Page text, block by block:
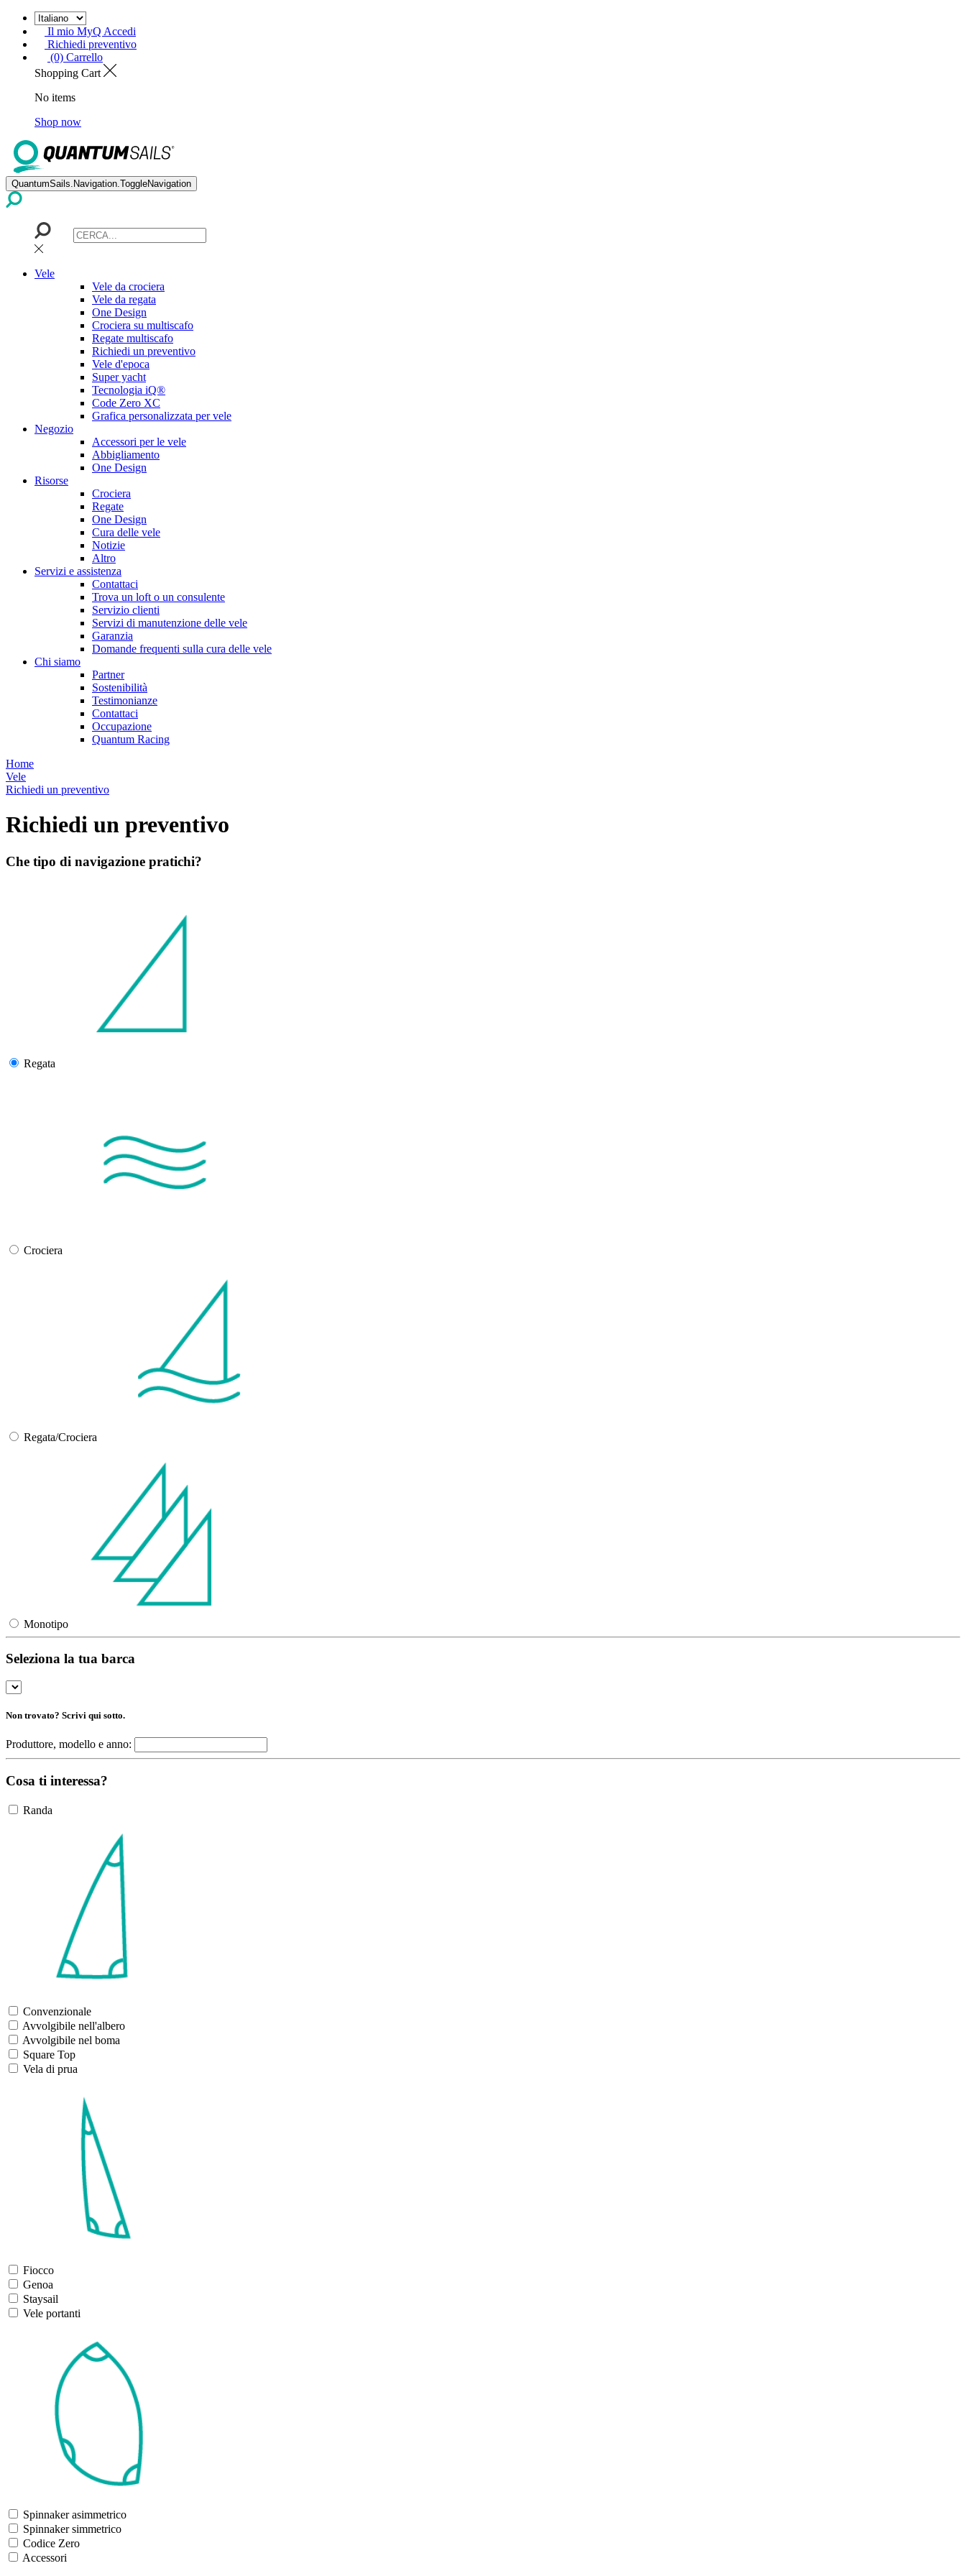
Il mio MyQ Accedi
Richiedi preventivo
(0) Carrello
Shopping Cart
No items
Shop now
QuantumSails.Navigation.ToggleNavigation
Vele
Vele da crociera
Vele da regata
One Design
Crociera su multiscafo
Regate multiscafo
Richiedi un preventivo
Vele d'epoca
Super yacht
Tecnologia iQ®
Code Zero XC
Grafica personalizzata per vele
Negozio
Accessori per le vele
Abbigliamento
One Design
Risorse
Crociera
Regate
One Design
Cura delle vele
Notizie
Altro
Servizi e assistenza
Contattaci
Trova un loft o un consulente
Servizio clienti
Servizi di manutenzione delle vele
Garanzia
Domande frequenti sulla cura delle vele
Chi siamo
Partner
Sostenibilità
Testimonianze
Contattaci
Occupazione
Quantum Racing
Home
Vele
Richiedi un preventivo
Richiedi un preventivo
Che tipo di navigazione pratichi?
Regata
Crociera
Regata/Crociera
Monotipo
Seleziona la tua barca
Non trovato? Scrivi qui sotto.
Produttore, modello e anno:
Cosa ti interessa?
Randa
Convenzionale
Avvolgibile nell'albero
Avvolgibile nel boma
Square Top
Vela di prua
Fiocco
Genoa
Staysail
Vele portanti
Spinnaker asimmetrico
Spinnaker simmetrico
Codice Zero
Accessori